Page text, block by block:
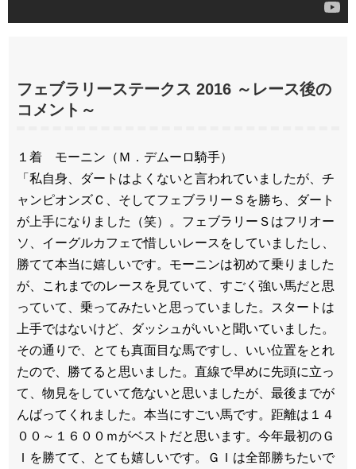
フェブラリーステークス 2016 ～レース後の
コメント～
１着 モーニン（Ｍ．デムーロ騎手）
「私自身、ダートはよくないと言われていましたが、チ
ャンピオンズＣ、そしてフェブラリーＳを勝ち、ダート
が上手になりました（笑）。フェブラリーＳはフリオー
ソ、イーグルカフェで惜しいレースをしていましたし、
勝てて本当に嬉しいです。モーニンは初めて乗りました
が、これまでのレースを見ていて、すごく強い馬だと思
っていて、乗ってみたいと思っていました。スタートは
上手ではないけど、ダッシュがいいと聞いていました。
その通りで、とても真面目な馬ですし、いい位置をとれ
たので、勝てると思いました。直線で早めに先頭に立っ
て、物見をしていて危ないと思いましたが、最後までが
んばってくれました。本当にすごい馬です。距離は１４
００～１６００ｍがベストだと思います。今年最初のＧ
Ｉを勝てて、とても嬉しいです。ＧＩは全部勝ちたいで